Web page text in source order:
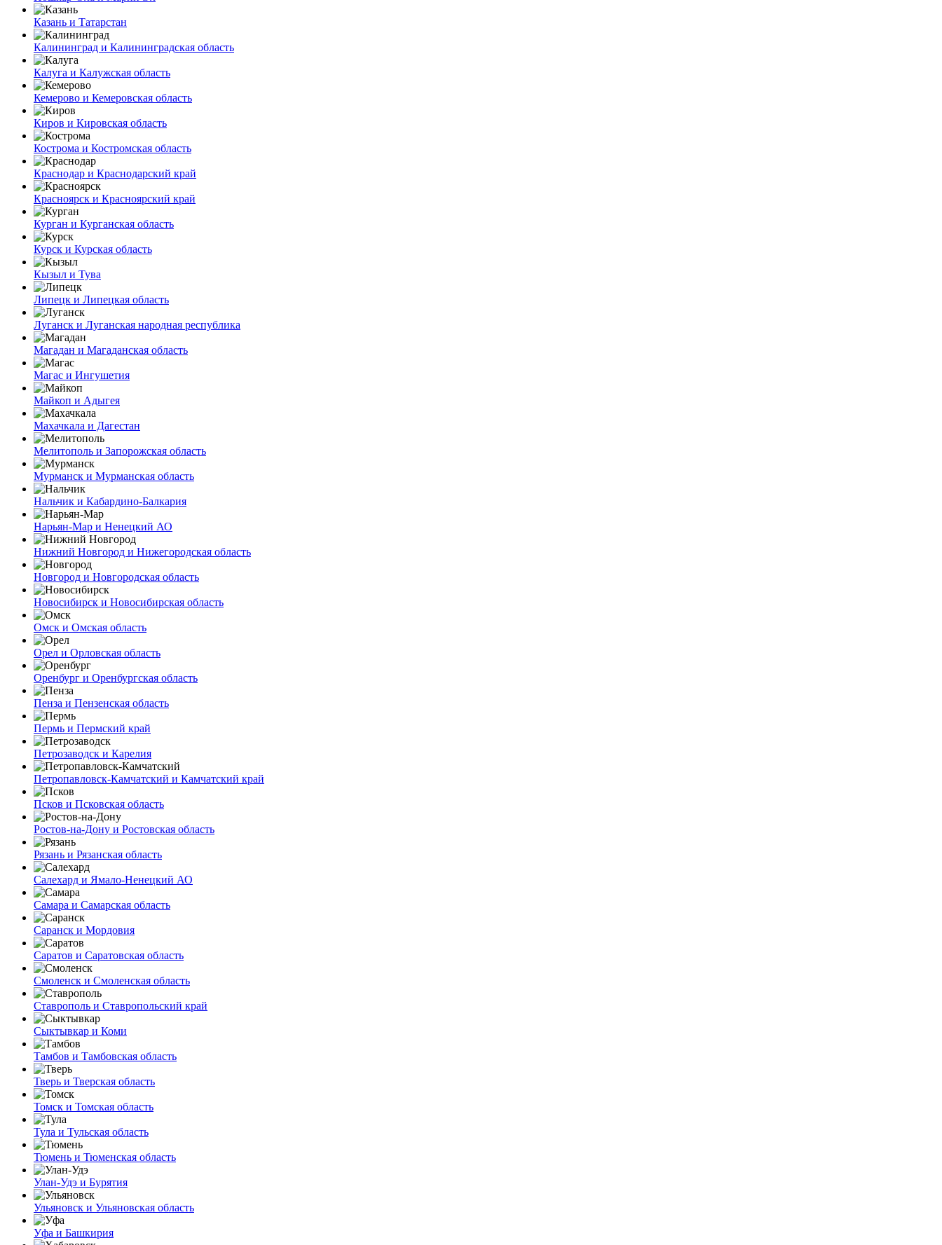
Казань и Татарстан
Калининград и Калининградская область
Калуга и Калужская область
Кемерово и Кемеровская область
Киров и Кировская область
Кострома и Костромская область
Краснодар и Краснодарский край
Красноярск и Красноярский край
Курган и Курганская область
Курск и Курская область
Кызыл и Тува
Липецк и Липецкая область
Луганск и Луганская народная республика
Магадан и Магаданская область
Магас и Ингушетия
Майкоп и Адыгея
Махачкала и Дагестан
Мелитополь и Запорожская область
Мурманск и Мурманская область
Нальчик и Кабардино-Балкария
Нарьян-Мар и Ненецкий АО
Нижний Новгород и Нижегородская область
Новгород и Новгородская область
Новосибирск и Новосибирская область
Омск и Омская область
Орел и Орловская область
Оренбург и Оренбургская область
Пенза и Пензенская область
Пермь и Пермский край
Петрозаводск и Карелия
Петропавловск-Камчатский и Камчатский край
Псков и Псковская область
Ростов-на-Дону и Ростовская область
Рязань и Рязанская область
Салехард и Ямало-Ненецкий АО
Самара и Самарская область
Саранск и Мордовия
Саратов и Саратовская область
Смоленск и Смоленская область
Ставрополь и Ставропольский край
Сыктывкар и Коми
Тамбов и Тамбовская область
Тверь и Тверская область
Томск и Томская область
Тула и Тульская область
Тюмень и Тюменская область
Улан-Удэ и Бурятия
Ульяновск и Ульяновская область
Уфа и Башкирия